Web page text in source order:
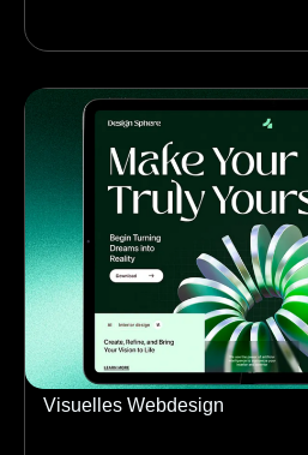
Visuelles Webdesign